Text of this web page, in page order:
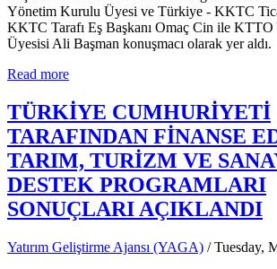
Yönetim Kurulu Üyesi ve Türkiye - KKTC
KKTC Tarafı Eş Başkanı Omaç Cin ile
Üyesisi Ali Başman konuşmacı olarak yer aldı.
Read more
TÜRKİYE CUMHURİYETİ
TARAFINDAN FİNANSE
TARIM, TURİZM VE
DESTEK PROGRAMLARI
SONUÇLARI AÇIKLANDI
Yatırım Geliştirme Ajansı (YAGA) / Tuesday,